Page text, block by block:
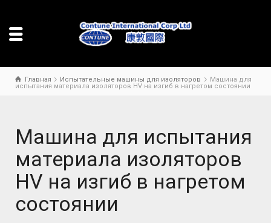
Главная Испытательные машины для изоляторов
Машина для
испытания материала изоляторов HV на изгиб в нагретом состоянии
Машина для испытания
материала изоляторов
HV на изгиб в нагретом
состоянии